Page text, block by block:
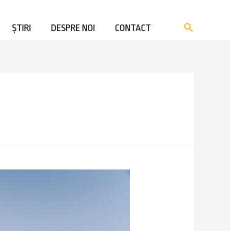
ȘTIRI DESPRE NOI CONTACT